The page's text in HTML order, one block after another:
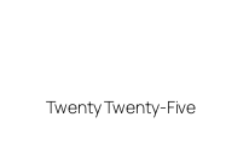
Twenty Twenty-Five